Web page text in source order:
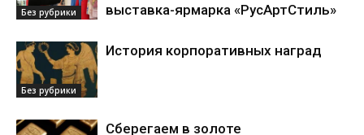
Без рубрики
выставка-ярмарка «РусАртСтиль»
Без рубрики
История корпоративных наград
Сберегаем в золоте